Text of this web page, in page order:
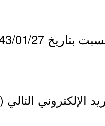
الإلكتروني التالي (